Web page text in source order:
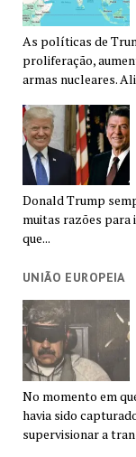
As políticas de
proliferação,
armas nucleares.
Donald Trump
muitas razões para
que...
UNIÃO EUROPEIA
No momento em
havia sido
supervisionar a